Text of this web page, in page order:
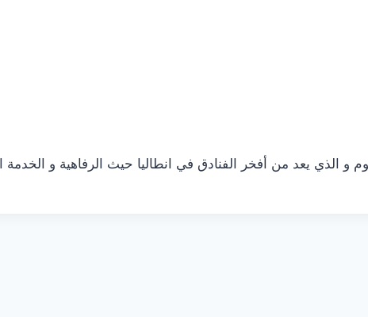
الذي يعد من أفخر الفنادق في انطاليا حيث الرفاهية و